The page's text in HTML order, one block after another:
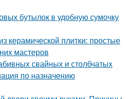
бутылок в удобную сумочку
керамической плитки: простые
мастеров
свайных и столбчатых
по назначению